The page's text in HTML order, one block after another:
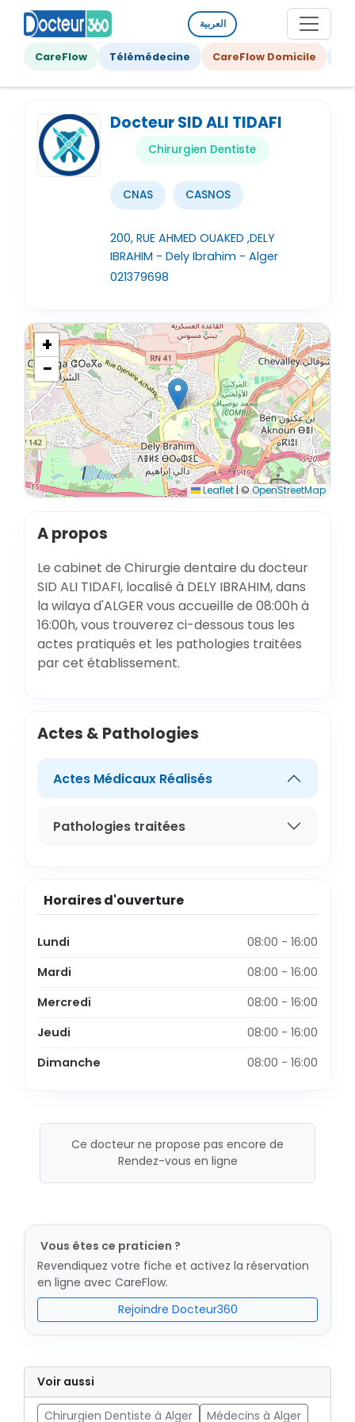
العربية
CareFlow Télémédecine CareFlow Domicile
Docteur SID ALI TIDAFI
Chirurgien Dentiste
CNAS CASNOS
200, RUE AHMED OUAKED ,DELY
IBRAHIM - Dely Ibrahim - Alger
021379698
+
−
Leaflet|©OpenStreetMap
A propos
Le cabinet de Chirurgie dentaire du docteur
SID ALI TIDAFI, localisé à DELY IBRAHIM, dans
la wilaya d'ALGER vous accueille de 08:00h à
16:00h, vous trouverez ci-dessous tous les
actes pratiqués et les pathologies traitées
par cet établissement.
Actes & Pathologies
Actes Médicaux Réalisés
Pathologies traitées
Horaires d'ouverture
Lundi
08:00 - 16:00
Mardi
08:00 - 16:00
Mercredi
08:00 - 16:00
Jeudi
08:00 - 16:00
Dimanche
08:00 - 16:00
Ce docteur ne propose pas encore de
Rendez-vous en ligne
Vous êtes ce praticien ?
Revendiquez votre fiche et activez la réservation
en ligne avec CareFlow.
Rejoindre Docteur360
Voir aussi
Chirurgien Dentiste à Alger Médecins à Alger